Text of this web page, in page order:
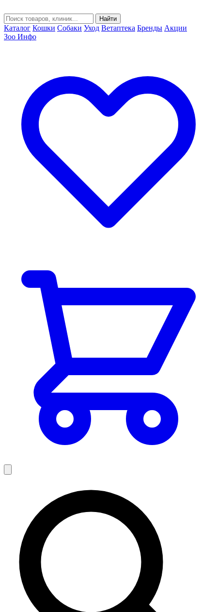
Найти
Каталог Кошки Собаки Уход Ветаптека Бренды Акции
Зоо Инфо